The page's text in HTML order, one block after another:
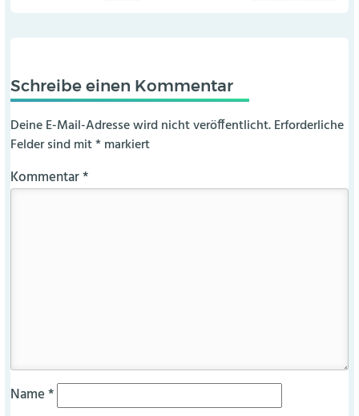
Schreibe einen Kommentar
Deine E-Mail-Adresse wird nicht veröffentlicht. Erforderliche
Felder sind mit*markiert
Kommentar*
Name*